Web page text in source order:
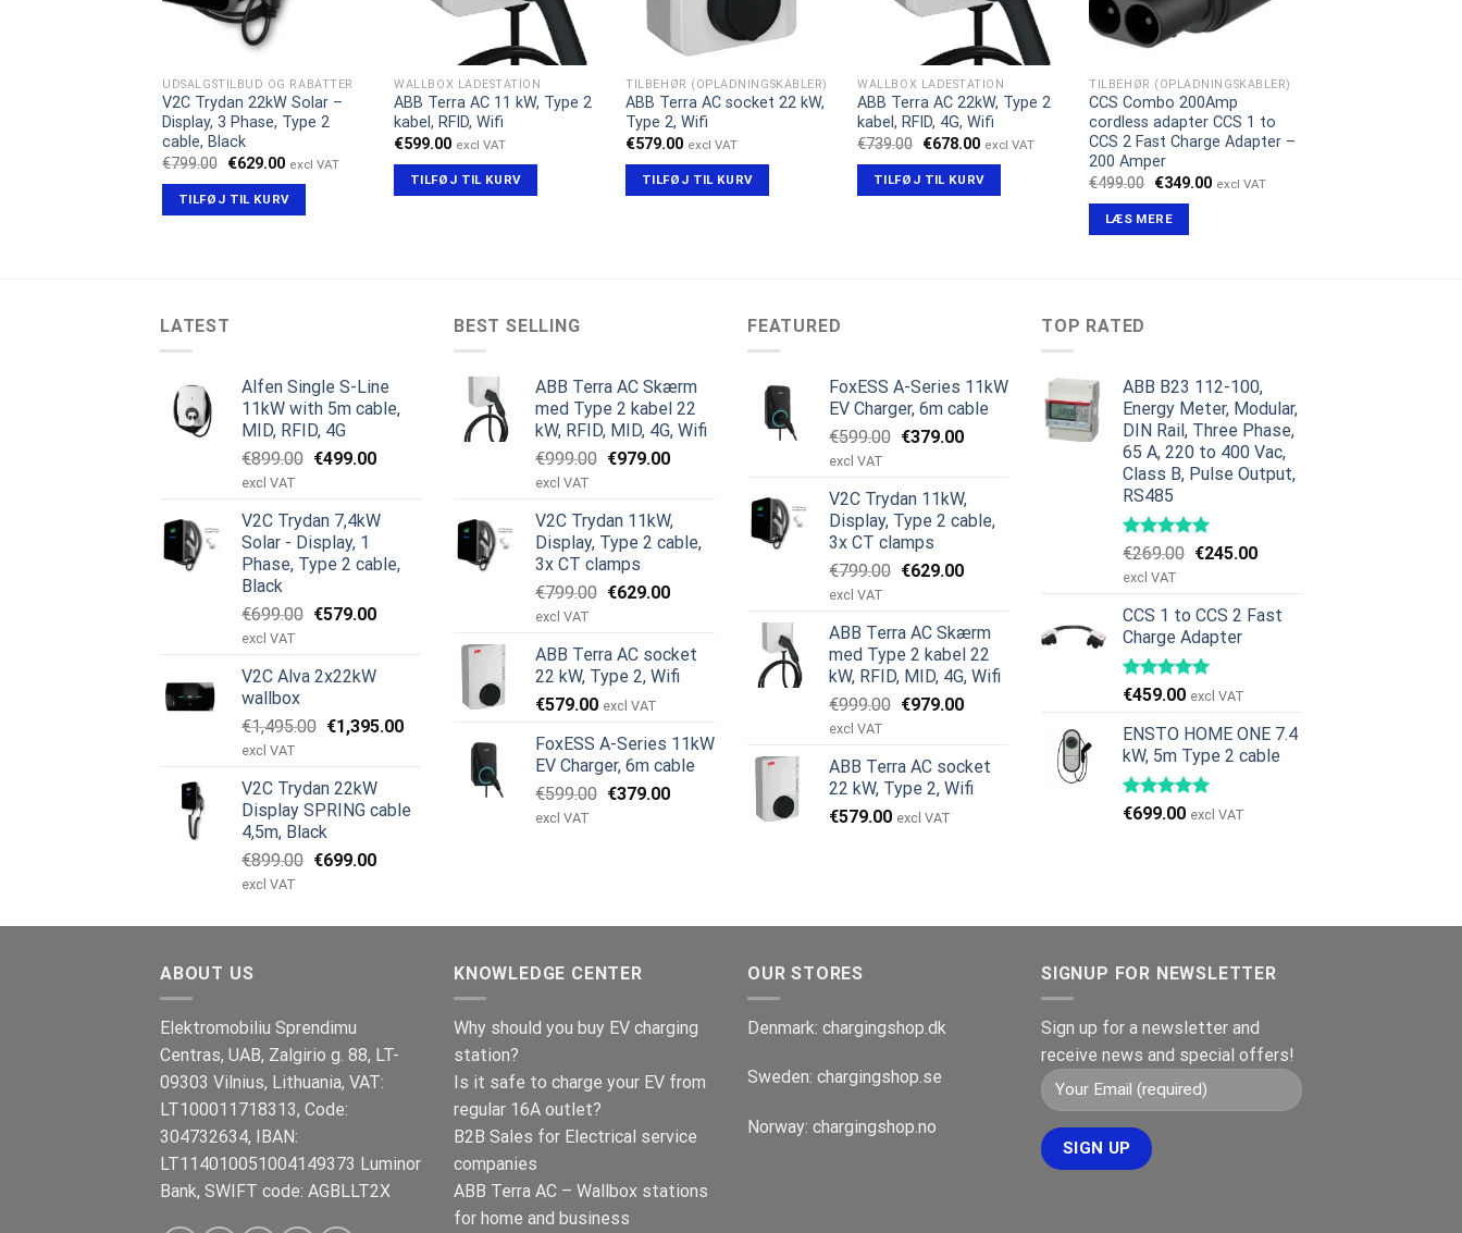
UDSALGSTILBUD OG RABATTER
V2C Trydan 22kW Solar –
Display, 3 Phase, Type 2
cable, Black
€799.00 Den
pris
var:
€629.00Den
pris
er:
excl VAT
TILFØJ TIL KURV
WALLBOX LADESTATION
ABB Terra AC 11 kW, Type 2
kabel, RFID, Wifi
€599.00 excl VAT
TILFØJ TIL KURV
TILBEHØR (OPLADNINGSKABLER)
ABB Terra AC socket 22 kW,
Type 2, Wifi
€579.00 excl VAT
TILFØJ TIL KURV
WALLBOX LADESTATION
ABB Terra AC 22kW, Type 2
kabel, RFID, 4G, Wifi
€739.00 Den
pris
var:
€678.00Den
pris
er:
excl VAT
TILFØJ TIL KURV
TILBEHØR (OPLADNINGSKABLER)
CCS Combo 200Amp
cordless adapter CCS 1 to
CCS 2 Fast Charge Adapter –
200 Amper
€499.00 Den
pris
var:
€349.00Den
excl VAT
LÆS MERE
LATEST
Alfen Single S-Line
11kW with 5m cable,
MID, RFID, 4G
€899.00 Den
var:
€899.00.
€499.00Den
er:
excl VAT
V2C Trydan 7,4kW
Solar - Display, 1
Phase, Type 2 cable,
Black
€699.00 Den
var:
€579.00Den
er:
excl VAT
V2C Alva 2x22kW
wallbox
€1,495.00 Den
var:
€1,495.00.
€1,395.00Den
€1,395.00.
excl VAT
V2C Trydan 22kW
Display SPRING cable
4,5m, Black
€899.00 Den
var:
€699.00Den
er:
excl VAT
BEST SELLING
ABB Terra AC Skærm
med Type 2 kabel 22
kW, RFID, MID, 4G, Wifi
€999.00 Den
var:
€999.00.
€979.00Den
er:
€979.00.
excl VAT
V2C Trydan 11kW,
Display, Type 2 cable,
3x CT clamps
€799.00 Den
var:
€799.00.
€629.00Den
er:
€629.00.
excl VAT
ABB Terra AC socket
22 kW, Type 2, Wifi
€579.00 excl VAT
FoxESS A-Series 11kW
EV Charger, 6m cable
€599.00 Den
€379.00Den
excl VAT
FEATURED
FoxESS A-Series 11kW
EV Charger, 6m cable
€599.00 Den
var:
€599.00.
€379.00Den
er:
€379.00.
excl VAT
V2C Trydan 11kW,
Display, Type 2 cable,
3x CT clamps
€799.00 Den
var:
€799.00.
€629.00Den
er:
€629.00.
excl VAT
ABB Terra AC Skærm
med Type 2 kabel 22
kW, RFID, MID, 4G, Wifi
€999.00 Den
var:
€999.00.
€979.00Den
er:
€979.00.
excl VAT
ABB Terra AC socket
22 kW, Type 2, Wifi
€579.00 excl VAT
TOP RATED
ABB B23 112-100,
Energy Meter, Modular,
DIN Rail, Three Phase,
65 A, 220 to 400 Vac,
Class B, Pulse Output,
RS485
€269.00 Den
var:
€269.00.
€245.00Den
er:
excl VAT
CCS 1 to CCS 2 Fast
Charge Adapter
€459.00 excl VAT
ENSTO HOME ONE 7.4
kW, 5m Type 2 cable
€699.00 excl VAT
ABOUT US
Elektromobiliu Sprendimu
Centras, UAB, Zalgirio g. 88, LT-
09303 Vilnius, Lithuania, VAT:
LT100011718313, Code:
304732634, IBAN:
LT114010051004149373 Luminor
Bank, SWIFT code: AGBLLT2X
KNOWLEDGE CENTER
Why should you buy EV charging
station?
Is it safe to charge your EV from
regular 16A outlet?
B2B Sales for Electrical service
companies
ABB Terra AC – Wallbox stations
for home and business
OUR STORES
Denmark: chargingshop.dk
Sweden: chargingshop.se
Norway: chargingshop.no
SIGNUP FOR NEWSLETTER
Sign up for a newsletter and
receive news and special offers!